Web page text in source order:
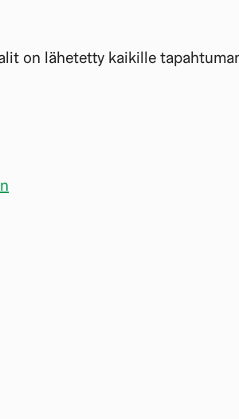
on lähetetty kaikille